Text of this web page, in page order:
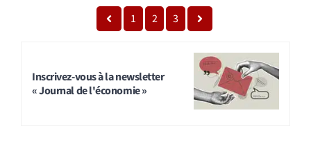
1 2 3
Inscrivez-vous à la newsletter
« Journal de l'économie »